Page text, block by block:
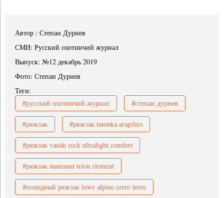
Автор : Степан Дурнев
СМИ: Русский охотничий журнал
Выпуск: №12 декабрь 2019
Фото: Степан Дурнев
Теги:
#русский охотничий журнал
#степан дурнев
#рюкзак #рюкзак tatonka arapilies
#рюкзак vaude rock ultralight comfort
#рюкзак mammut trion element
#походный рюкзак lowe alpine cerro torre